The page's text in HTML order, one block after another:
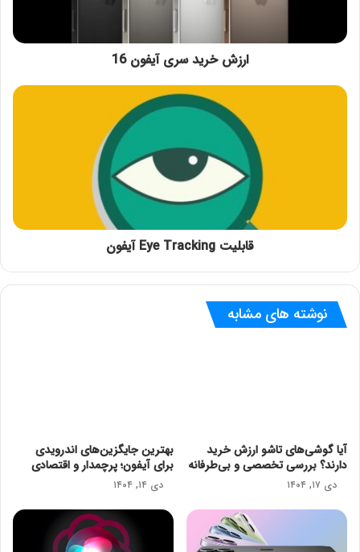
ارزش خرید سری آیفون 16
قابلیت Eye Tracking آیفون
نوشته های مشابه
آیا گوشی‌های تاشو ارزش خرید
دارند؟ بررسی تخصصی و بی‌طرفانه
دی ۱۷, ۱۴۰۴
بهترین جایگزین‌های اندرویدی
برای آیفون؛ پرچمدار و اقتصادی
دی ۱۴, ۱۴۰۴